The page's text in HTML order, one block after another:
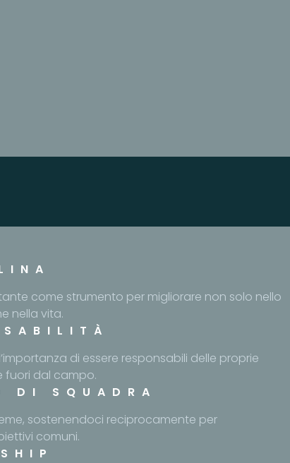
come strumento per migliorare non solo nello
nella vita.
di essere responsabili delle proprie
fuori dal campo.
DI SQUADRA
sostenendoci reciprocamente per
comuni.